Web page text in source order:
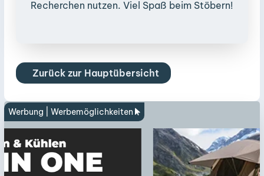
Recherchen nutzen. Viel Spaß beim Stöbern!
Zurück zur Hauptübersicht
Werbung | Werbemöglichkeiten